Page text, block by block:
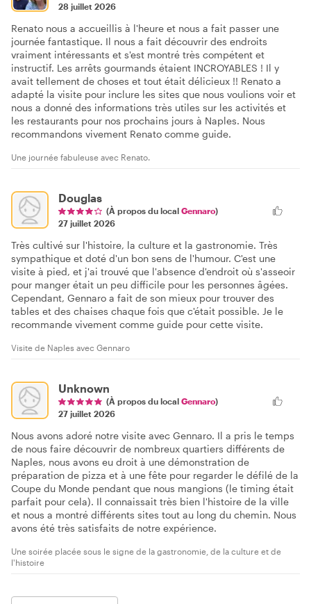
28 juillet 2026
Renato nous a accueillis à l'heure et nous a fait passer une
journée fantastique. Il nous a fait découvrir des endroits
vraiment intéressants et s'est montré très compétent et
instructif. Les arrêts gourmands étaient INCROYABLES ! Il y
avait tellement de choses et tout était délicieux !! Renato a
adapté la visite pour inclure les sites que nous voulions voir et
nous a donné des informations très utiles sur les activités et
les restaurants pour nos prochains jours à Naples. Nous
recommandons vivement Renato comme guide.
Une journée fabuleuse avec Renato.
Douglas
(À propos du local Gennaro)
27 juillet 2026
Très cultivé sur l'histoire, la culture et la gastronomie. Très
sympathique et doté d'un bon sens de l'humour. C'est une
visite à pied, et j'ai trouvé que l'absence d'endroit où s'asseoir
pour manger était un peu difficile pour les personnes âgées.
Cependant, Gennaro a fait de son mieux pour trouver des
tables et des chaises chaque fois que c'était possible. Je le
recommande vivement comme guide pour cette visite.
Visite de Naples avec Gennaro
Unknown
(À propos du local Gennaro)
27 juillet 2026
Nous avons adoré notre visite avec Gennaro. Il a pris le temps
de nous faire découvrir de nombreux quartiers différents de
Naples, nous avons eu droit à une démonstration de
préparation de pizza et à une fête pour regarder le défilé de la
Coupe du Monde pendant que nous mangions (le timing était
parfait pour cela). Il connaissait très bien l'histoire de la ville
et nous a montré différents sites tout au long du chemin. Nous
avons été très satisfaits de notre expérience.
Une soirée placée sous le signe de la gastronomie, de la culture et de
l'histoire